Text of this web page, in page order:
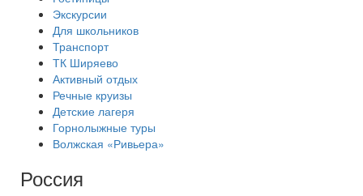
Экскурсии
Для школьников
Транспорт
ТК Ширяево
Активный отдых
Речные круизы
Детские лагеря
Горнолыжные туры
Волжская «Ривьера»
Россия